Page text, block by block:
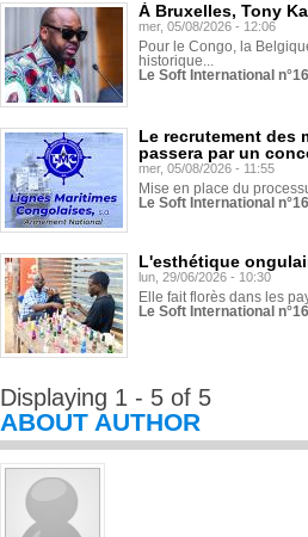
À Bruxelles, Tony
mer, 05/08/2026 - 12:06
Pour le Congo, la
historique...
Le Soft International
Le recrutement des
passera par un
mer, 05/08/2026 - 11:55
Mise en place du
Le Soft International
L'esthétique
lun, 29/06/2026 - 10:30
Elle fait florès dans les
Le Soft International
Displaying 1 - 5 of 5
ABOUT AUTHOR